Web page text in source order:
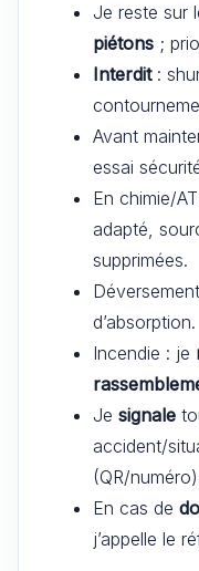
Je reste sur
piétons ;
Interdit:
Avant
essai
En chimie/
adapté,
supprimées.
d’absorption.
Incendie : je
Je signale
accident/
(QR/
En cas de
j’appelle le